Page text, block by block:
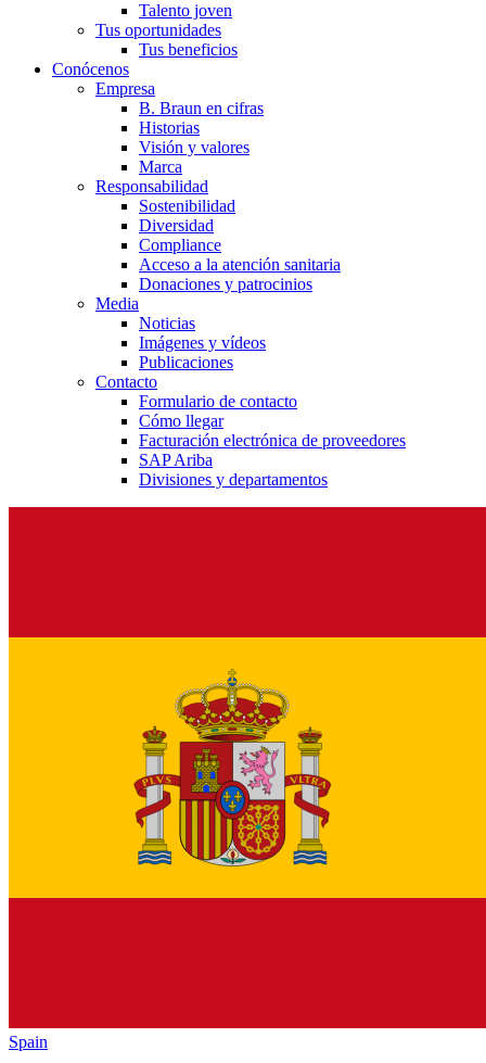
Talento joven
Tus oportunidades
Tus beneficios
Conócenos
Empresa
B. Braun en cifras
Historias
Visión y valores
Marca
Responsabilidad
Sostenibilidad
Diversidad
Compliance
Acceso a la atención sanitaria
Donaciones y patrocinios
Media
Noticias
Imágenes y vídeos
Publicaciones
Contacto
Formulario de contacto
Cómo llegar
Facturación electrónica de proveedores
SAP Ariba
Divisiones y departamentos
Spain